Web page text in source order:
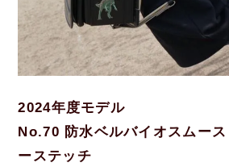
2024年度モデル
No.70 防水ベルバイオスムー
ーステッチ